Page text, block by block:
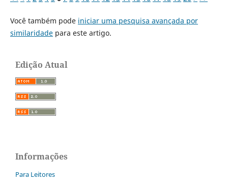
Você também pode iniciar uma pesquisa avançada por
similaridadepara este artigo.
Edição Atual
Informações
Para Leitores